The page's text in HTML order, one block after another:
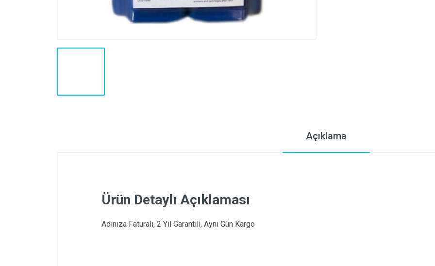
Açıklama
Ürün Detaylı Açıklaması
Adınıza Faturalı, 2 Yıl Garantili, Aynı Gün Kargo